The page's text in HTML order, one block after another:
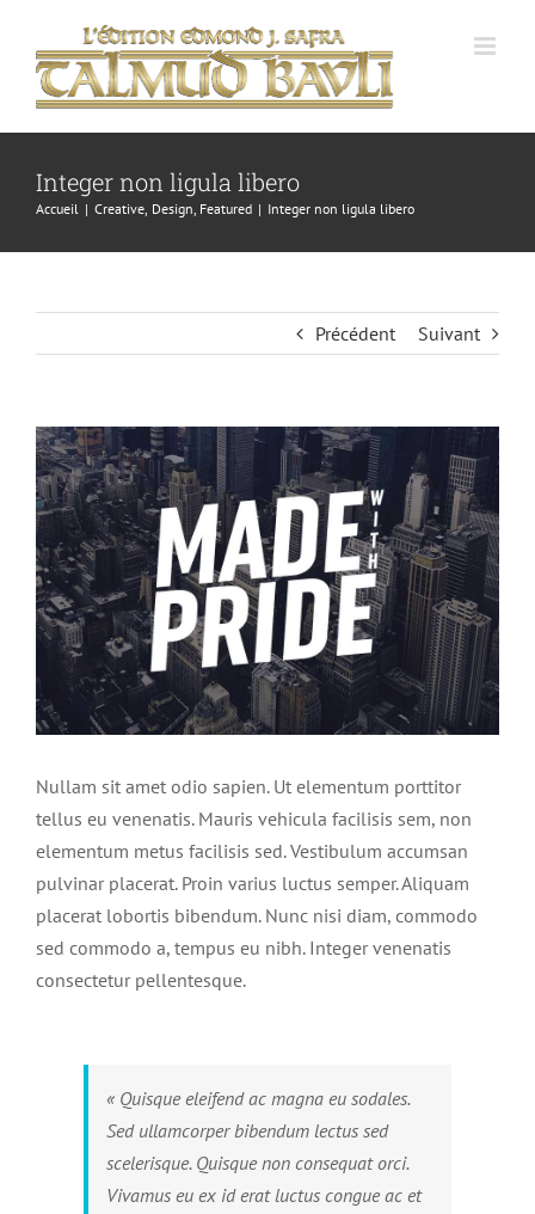
contenu
Integer non ligula libero
Accueil Creative Design Featured Integer non ligula libero
Précédent Suivant
Voir
l'image
agrandie
Nullam sit amet odio sapien. Ut elementum porttitor
tellus eu venenatis. Mauris vehicula facilisis sem, non
elementum metus facilisis sed. Vestibulum accumsan
pulvinar placerat. Proin varius luctus semper. Aliquam
placerat lobortis bibendum. Nunc nisi diam, commodo
sed commodo a, tempus eu nibh. Integer venenatis
consectetur pellentesque.
« Quisque eleifend ac magna eu sodales.
Sed ullamcorper bibendum lectus sed
scelerisque. Quisque non consequat orci.
Vivamus eu ex id erat luctus congue ac et